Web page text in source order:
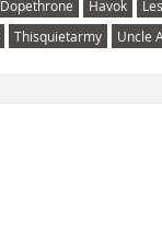
Dopethrone Havok
Thisquietarmy Uncle